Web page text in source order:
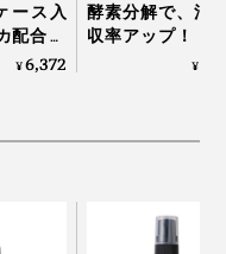
ース入
配合 夜
、朝は
¥6,372
酵素分解で、消
収率アップ！「
マカのサプリ
¥